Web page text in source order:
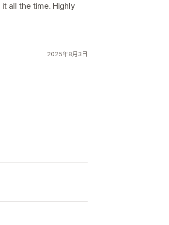
all the time. Highly
2025年8月3日